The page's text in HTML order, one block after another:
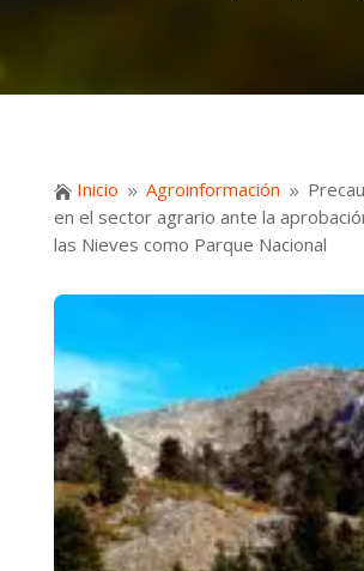
 Inicio 9 Agroinformación 9
en el sector agrario ante la
las Nieves como Parque Nacional